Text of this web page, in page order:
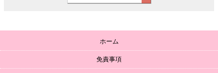
ホーム
免責事項